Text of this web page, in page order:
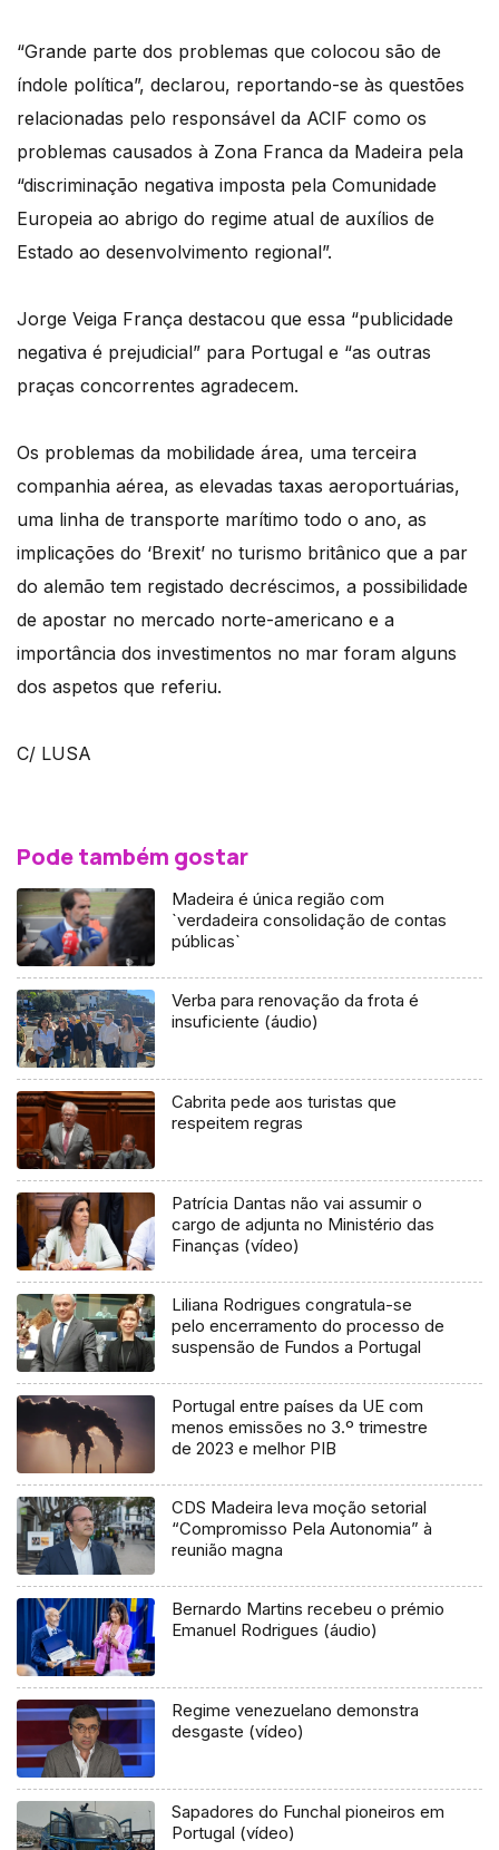
“Grande parte dos problemas que colocou são de
índole política”, declarou, reportando-se às questões
relacionadas pelo responsável da ACIF como os
problemas causados à Zona Franca da Madeira pela
“discriminação negativa imposta pela Comunidade
Europeia ao abrigo do regime atual de auxílios de
Estado ao desenvolvimento regional”.
Jorge Veiga França destacou que essa “publicidade
negativa é prejudicial” para Portugal e “as outras
praças concorrentes agradecem.
Os problemas da mobilidade área, uma terceira
companhia aérea, as elevadas taxas aeroportuárias,
uma linha de transporte marítimo todo o ano, as
implicações do ‘Brexit’ no turismo britânico que a par
do alemão tem registado decréscimos, a possibilidade
de apostar no mercado norte-americano e a
importância dos investimentos no mar foram alguns
dos aspetos que referiu.
C/ LUSA
Pode também gostar
Madeira é única região com
`verdadeira consolidação de contas
públicas`
Verba para renovação da frota é
insuficiente (áudio)
Cabrita pede aos turistas que
respeitem regras
Patrícia Dantas não vai assumir o
cargo de adjunta no Ministério das
Finanças (vídeo)
Liliana Rodrigues congratula-se
pelo encerramento do processo de
suspensão de Fundos a Portugal
Portugal entre países da UE com
menos emissões no 3.º trimestre
de 2023 e melhor PIB
CDS Madeira leva moção setorial
“Compromisso Pela Autonomia” à
reunião magna
Bernardo Martins recebeu o prémio
Emanuel Rodrigues (áudio)
Regime venezuelano demonstra
desgaste (vídeo)
Sapadores do Funchal pioneiros em
Portugal (vídeo)